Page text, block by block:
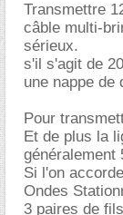
Transmettre
câble multi-
sérieux.
s'il s'agit de
une nappe de
Pour
Et de plus la
généralement
Si l'on
Ondes
3 paires de